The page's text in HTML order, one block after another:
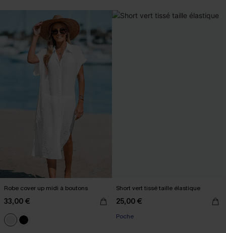
Robe cover up midi à boutons
33,00 €
Short vert tissé taille élastique
25,00 €
Poche